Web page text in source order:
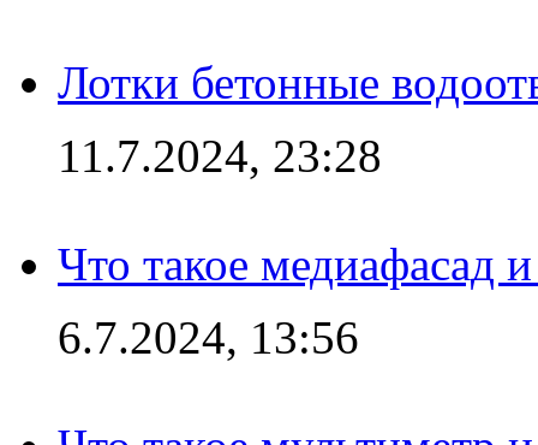
Лотки бетонные
11.7.2024, 23:28
Что такое медиафасад
6.7.2024, 13:56